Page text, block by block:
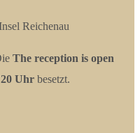
Reichenau
The reception is open
20 Uhr besetzt.